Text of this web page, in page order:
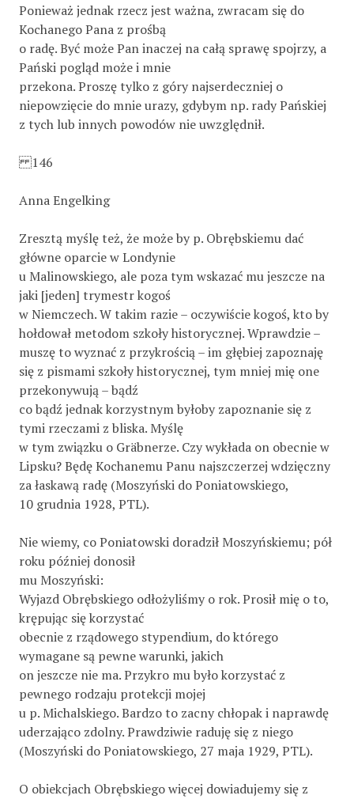
Ponieważ jednak rzecz jest ważna, zwracam się do
Kochanego Pana z prośbą
o radę. Być może Pan inaczej na całą sprawę spojrzy, a
Pański pogląd może i mnie
przekona. Proszę tylko z góry najserdeczniej o
niepowzięcie do mnie urazy, gdybym np. rady Pańskiej
z tych lub innych powodów nie uwzględnił.
146
Anna Engelking
Zresztą myślę też, że może by p. Obrębskiemu dać
główne oparcie w Londynie
u Malinowskiego, ale poza tym wskazać mu jeszcze na
jaki [jeden] trymestr kogoś
w Niemczech. W takim razie – oczywiście kogoś, kto by
hołdował metodom szkoły historycznej. Wprawdzie –
muszę to wyznać z przykrością – im głębiej zapoznaję
się z pismami szkoły historycznej, tym mniej mię one
przekonywują – bądź
co bądź jednak korzystnym byłoby zapoznanie się z
tymi rzeczami z bliska. Myślę
w tym związku o Gräbnerze. Czy wykłada on obecnie w
Lipsku? Będę Kochanemu Panu najszczerzej wdzięczny
za łaskawą radę (Moszyński do Poniatowskiego,
10 grudnia 1928, PTL).
Nie wiemy, co Poniatowski doradził Moszyńskiemu; pół
roku później donosił
mu Moszyński:
Wyjazd Obrębskiego odłożyliśmy o rok. Prosił mię o to,
krępując się korzystać
obecnie z rządowego stypendium, do którego
wymagane są pewne warunki, jakich
on jeszcze nie ma. Przykro mu było korzystać z
pewnego rodzaju protekcji mojej
u p. Michalskiego. Bardzo to zacny chłopak i naprawdę
uderzająco zdolny. Prawdziwie raduję się z niego
(Moszyński do Poniatowskiego, 27 maja 1929, PTL).
O obiekcjach Obrębskiego więcej dowiadujemy się z